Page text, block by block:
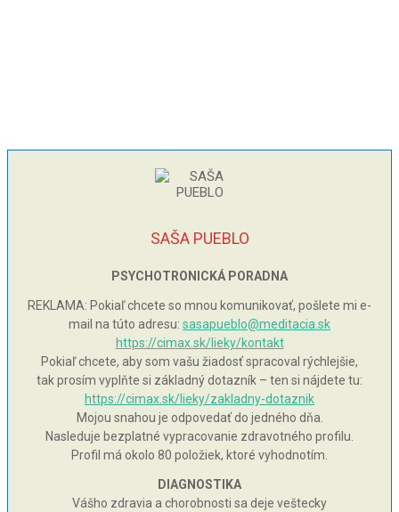
SAŠA PUEBLO
PSYCHOTRONICKÁ PORADNA
REKLAMA: Pokiaľ chcete so mnou komunikovať, pošlete mi e-
mail na túto adresu: sasapueblo@meditacia.sk
https://cimax.sk/lieky/kontakt
Pokiaľ chcete, aby som vašu žiadosť spracoval rýchlejšie,
tak prosím vyplňte si základný dotazník – ten si nájdete tu:
https://cimax.sk/lieky/zakladny-dotaznik
Mojou snahou je odpovedať do jedného dňa.
Nasleduje bezplatné vypracovanie zdravotného profilu.
Profil má okolo 80 položiek, ktoré vyhodnotím.
DIAGNOSTIKA
Vášho zdravia a chorobnosti sa deje veštecky